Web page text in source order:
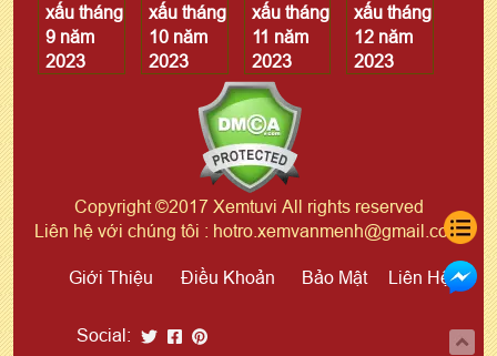
xấu tháng
9 năm
2023
xấu tháng
10 năm
2023
xấu tháng
11 năm
2023
xấu tháng
12 năm
2023
Copyright ©2017 Xemtuvi All rights reserved
Liên hệ với chúng tôi : hotro.xemvanmenh@gmail.com
Giới Thiệu Điều Khoản Bảo Mật Liên Hệ
Social: